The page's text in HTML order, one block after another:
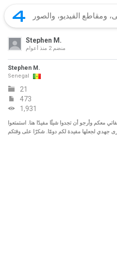
Stephen M.
منضم 2 منذ أعوام
Stephen M.
Senegal
21
473
1,931
معكم وأرجو أن تجدوا شيئًا مفيدًا هنا. استمتعوا